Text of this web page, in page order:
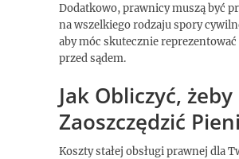
Dodatkowo, prawnicy muszą być
na wszelkiego rodzaju spory
aby móc skutecznie
przed sądem.
Jak Obliczyć, żeby
Zaoszczędzić
Koszty stałej obsługi prawnej dla